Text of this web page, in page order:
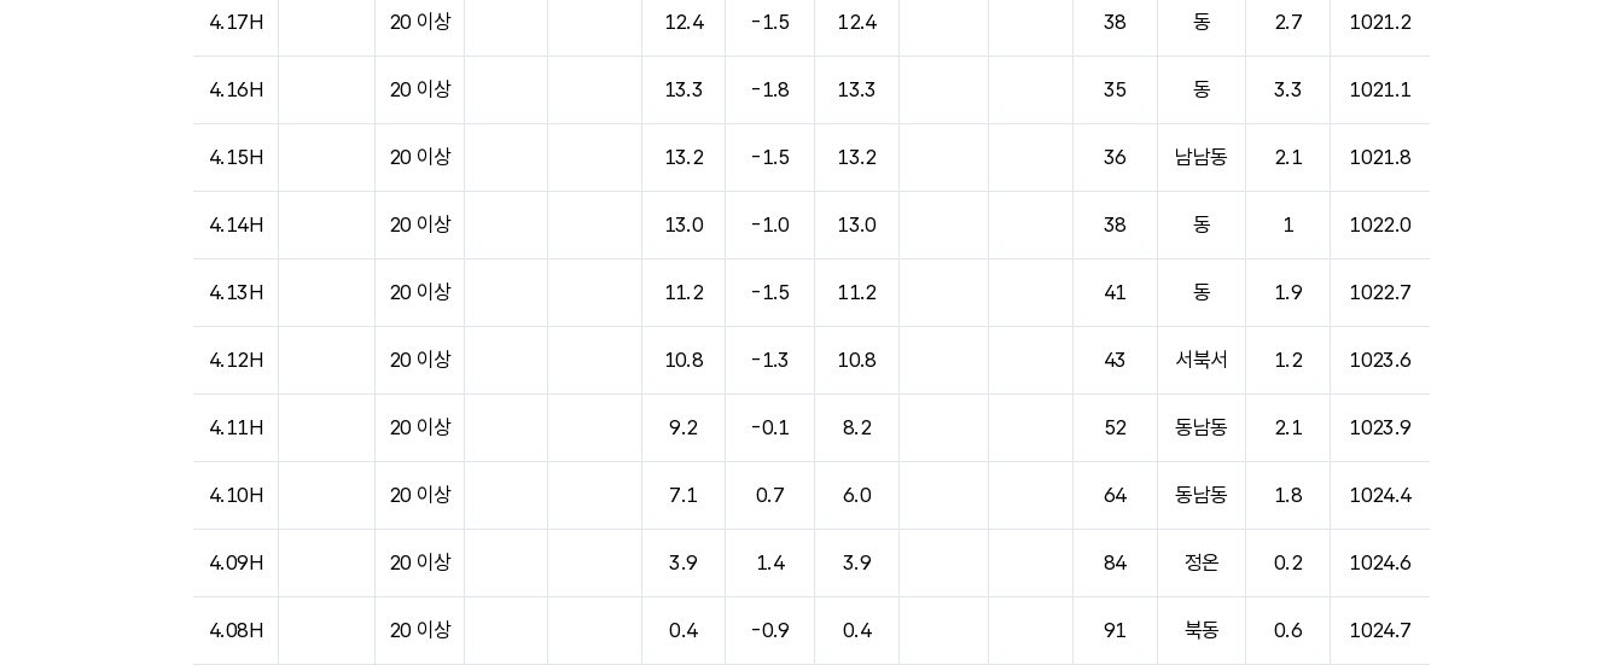
4.17H 20 이상 12.4 -1.5 12.4 38 동 2.7 1021.2
4.16H 20 이상 13.3 -1.8 13.3 35 동 3.3 1021.1
4.15H 20 이상 13.2 -1.5 13.2 36 남남동 2.1 1021.8
4.14H 20 이상 13.0 -1.0 13.0 38 동 1 1022.0
4.13H 20 이상 11.2 -1.5 11.2 41 동 1.9 1022.7
4.12H 20 이상 10.8 -1.3 10.8 43 서북서 1.2 1023.6
4.11H 20 이상 9.2 -0.1 8.2 52 동남동 2.1 1023.9
4.10H 20 이상 7.1 0.7 6.0 64 동남동 1.8 1024.4
4.09H 20 이상 3.9 1.4 3.9 84 정온 0.2 1024.6
4.08H 20 이상 0.4 -0.9 0.4 91 북동 0.6 1024.7